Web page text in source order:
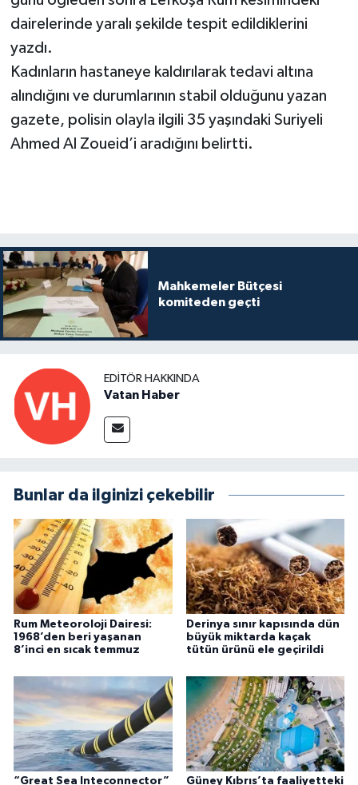
dairelerinde yaralı şekilde tespit edildiklerini
yazdı.
Kadınların hastaneye kaldırılarak tedavi altına
alındığını ve durumlarının stabil olduğunu yazan
gazete, polisin olayla ilgili 35 yaşındaki Suriyeli
Ahmed Al Zoueid’i aradığını belirtti.
Mahkemeler Bütçesi
komiteden geçti
EDITÖR HAKKINDA
Vatan Haber
Bunlar da ilginizi çekebilir
Rum Meteoroloji Dairesi:
1968’den beri yaşanan
8’inci en sıcak temmuz
Derinya sınır kapısında dün
büyük miktarda kaçak
tütün ürünü ele geçirildi
“Great Sea Inteconnector”
Güney Kıbrıs’ta faaliyetteki